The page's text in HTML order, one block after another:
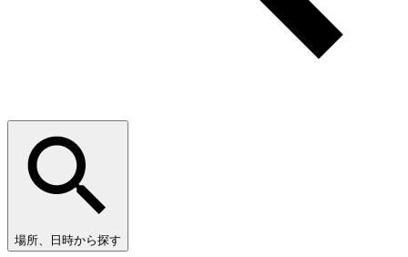
場所、日時から探す